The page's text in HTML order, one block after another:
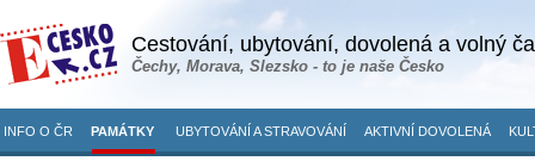
Cestování, ubytování, dovolená a volný
Čechy, Morava, Slezsko - to je naše Česko
INFO O ČR PAMÁTKY UBYTOVÁNÍ A STRAVOVÁNÍ AKTIVNÍ DOVOLENÁ